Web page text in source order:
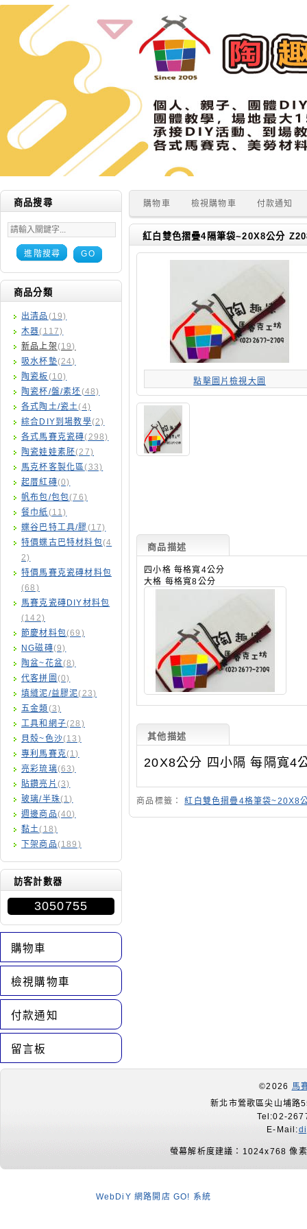
商品搜尋
進階搜尋 GO
商品分類
出清品 (19)
木器(117)
新品上架(19)
吸水杯墊(24)
陶瓷板 (10)
陶瓷杯/盤/素坯(48)
各式陶土/瓷土(4)
綜合DIY到場教學(2)
各式馬賽克瓷磚(298)
陶瓷娃娃素胚(27)
馬克杯客製化區(33)
起厝紅磚(0)
帆布包/包包(76)
餐巾紙(11)
蝶谷巴特工具/膠(17)
特價蝶古巴特材料包(4
2)
特價馬賽克瓷磚材料包
(68)
馬賽克瓷磚DIY材料包
(142)
節慶材料包(69)
NG磁磚(9)
陶盆~花盆(8)
代客拼圖 (0)
填縫泥/益膠泥(23)
五金類 (3)
工具和網子(28)
貝殼~色沙(13)
專利馬賽克(1)
亮彩琉璃(63)
貼鑽亮片 (3)
玻璃/半珠(1)
週邊商品(40)
黏土(18)
下架商品(189)
訪客計數器
3050755
購物車
檢視購物車
付款通知
留言板
購物車 檢視購物車 付款通知
紅白雙色摺疊4隔筆袋~20X8公分
點擊圖片檢視大圖
商品描述
四小格 每格寬4公分
大格 每格寬8公分
其他描述
20X8公分 四小隔 每隔寬4
商品標籤：紅白雙色摺疊4格筆袋~20X8
©2026 馬
新北市鶯歌區尖山埔路
Tel:02-
E-Mail:
螢幕解析度建議：1024x768 像
WebDiY 網路開店 GO! 系統